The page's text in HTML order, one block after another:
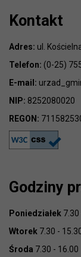
Kontakt
Adres: ul.
Telefon: (0-25)
E-mail:
NIP: 8252080020
REGON:
Godziny
Poniedziałek 7.30
Wtorek 7.30 -
Środa 7.30 - 16.00